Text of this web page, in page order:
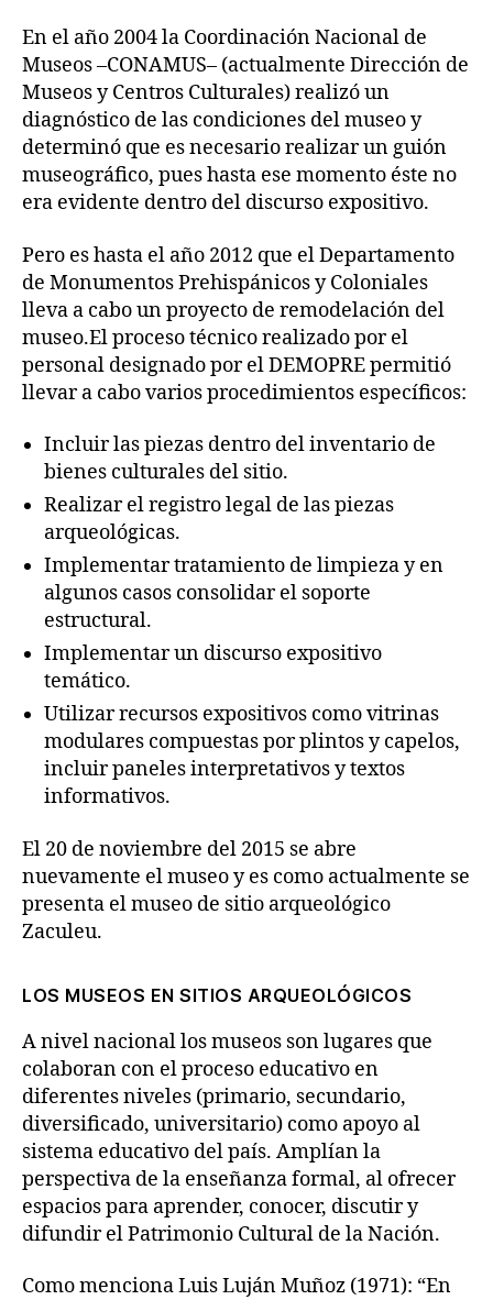
En el año 2004 la Coordinación Nacional de
Museos –CONAMUS– (actualmente Dirección de
Museos y Centros Culturales) realizó un
diagnóstico de las condiciones del museo y
determinó que es necesario realizar un guión
museográfico, pues hasta ese momento éste no
era evidente dentro del discurso expositivo.
Pero es hasta el año 2012 que el Departamento
de Monumentos Prehispánicos y Coloniales
lleva a cabo un proyecto de remodelación del
museo.El proceso técnico realizado por el
personal designado por el DEMOPRE permitió
llevar a cabo varios procedimientos específicos:
Incluir las piezas dentro del inventario de
bienes culturales del sitio.
Realizar el registro legal de las piezas
arqueológicas.
Implementar tratamiento de limpieza y en
algunos casos consolidar el soporte
estructural.
Implementar un discurso expositivo
temático.
Utilizar recursos expositivos como vitrinas
modulares compuestas por plintos y capelos,
incluir paneles interpretativos y textos
informativos.
El 20 de noviembre del 2015 se abre
nuevamente el museo y es como actualmente se
presenta el museo de sitio arqueológico
Zaculeu.
LOS MUSEOS EN SITIOS ARQUEOLÓGICOS
A nivel nacional los museos son lugares que
colaboran con el proceso educativo en
diferentes niveles (primario, secundario,
diversificado, universitario) como apoyo al
sistema educativo del país. Amplían la
perspectiva de la enseñanza formal, al ofrecer
espacios para aprender, conocer, discutir y
difundir el Patrimonio Cultural de la Nación.
Como menciona Luis Luján Muñoz (1971): “En